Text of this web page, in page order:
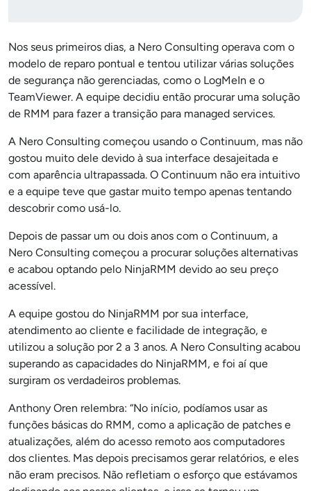
Nos seus primeiros dias, a Nero Consulting operava com o
modelo de reparo pontual e tentou utilizar várias soluções
de segurança não gerenciadas, como o LogMeIn e o
TeamViewer. A equipe decidiu então procurar uma solução
de RMM para fazer a transição para managed services.
A Nero Consulting começou usando o Continuum, mas não
gostou muito dele devido à sua interface desajeitada e
com aparência ultrapassada. O Continuum não era intuitivo
e a equipe teve que gastar muito tempo apenas tentando
descobrir como usá-lo.
Depois de passar um ou dois anos com o Continuum, a
Nero Consulting começou a procurar soluções alternativas
e acabou optando pelo NinjaRMM devido ao seu preço
acessível.
A equipe gostou do NinjaRMM por sua interface,
atendimento ao cliente e facilidade de integração, e
utilizou a solução por 2 a 3 anos. A Nero Consulting acabou
superando as capacidades do NinjaRMM, e foi aí que
surgiram os verdadeiros problemas.
Anthony Oren relembra: “No início, podíamos usar as
funções básicas do RMM, como a aplicação de patches e
atualizações, além do acesso remoto aos computadores
dos clientes. Mas depois precisamos gerar relatórios, e eles
não eram precisos. Não refletiam o esforço que estávamos